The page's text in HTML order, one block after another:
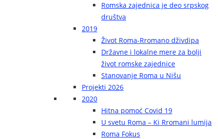
Romska zajednica je deo srpskog
društva
2019
Život Roma-Rromano dživdipa
Državne i lokalne mere za bolji
život romske zajednice
Stanovanje Roma u Nišu
Projekti 2026
2020
Hitna pomoć Covid 19
U svetu Roma – Ki Rromani lumija
Roma Fokus